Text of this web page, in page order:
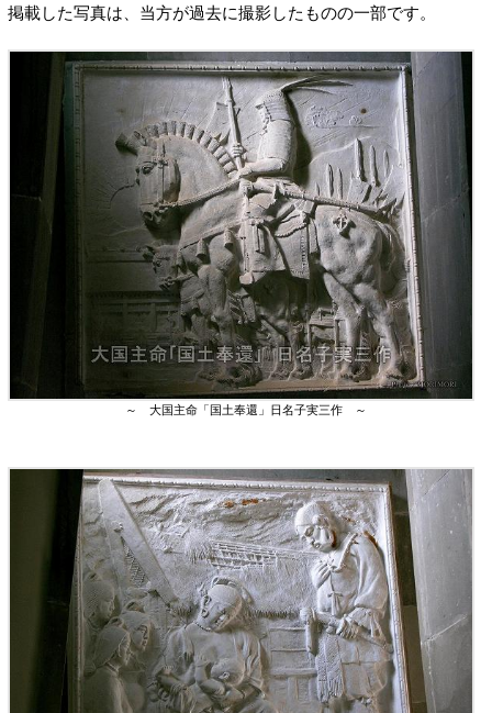
掲載した写真は、当方が過去に撮影したものの一部です。
～ 大国主命「国土奉還」日名子実三作 ～